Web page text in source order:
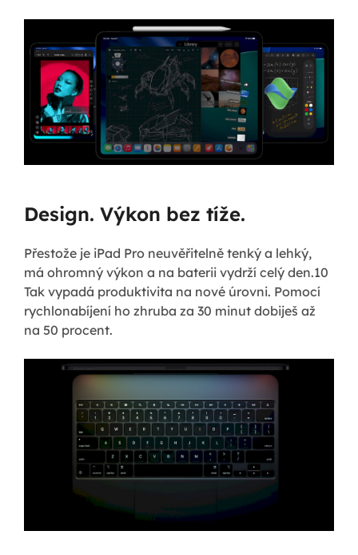
Design. Výkon bez tíže.
Přestože je iPad Pro neuvěřitelně tenký a lehký,
má ohromný výkon a na baterii vydrží celý den.10
Tak vypadá produktivita na nové úrovni. Pomocí
rychlonabíjení ho zhruba za 30 minut dobiješ až
na 50 procent.